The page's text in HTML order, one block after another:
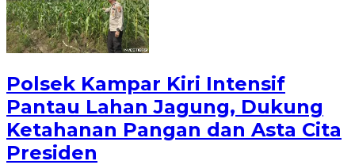
Polsek Kampar Kiri Intensif
Pantau Lahan Jagung, Dukung
Ketahanan Pangan dan Asta Cita
Presiden